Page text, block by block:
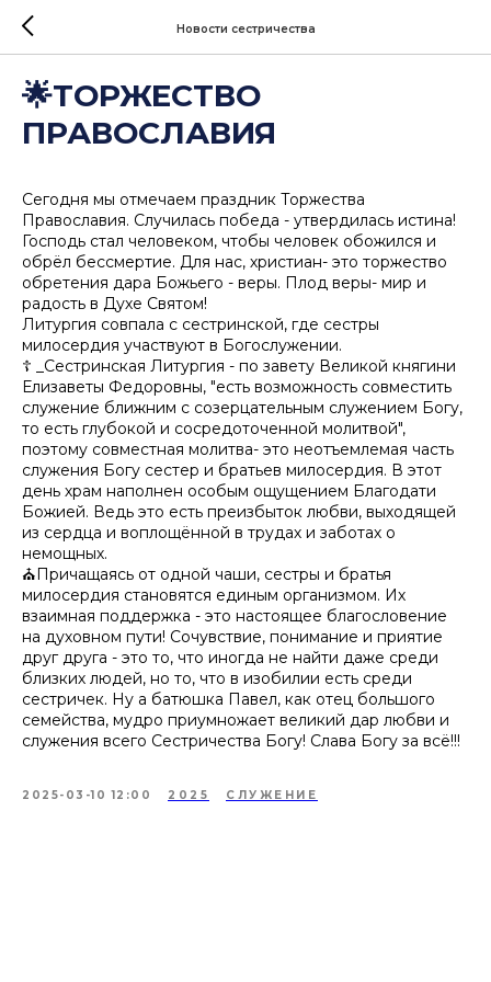
Новости сестричества
🌟ТОРЖЕСТВО
ПРАВОСЛАВИЯ
Сегодня мы отмечаем праздник Торжества
Православия. Случилась победа - утвердилась истина!
Господь стал человеком, чтобы человек обожился и
обрёл бессмертие. Для нас, христиан- это торжество
обретения дара Божьего - веры. Плод веры- мир и
радость в Духе Святом!
Литургия совпала с сестринской, где сестры
милосердия участвуют в Богослужении.
☦️ _Сестринская Литургия - по завету Великой княгини
Елизаветы Федоровны, "есть возможность совместить
служение ближним с созерцательным служением Богу,
то есть глубокой и сосредоточенной молитвой",
поэтому совместная молитва- это неотъемлемая часть
служения Богу сестер и братьев милосердия. В этот
день храм наполнен особым ощущением Благодати
Божией. Ведь это есть преизбыток любви, выходящей
из сердца и воплощённой в трудах и заботах о
немощных.
⛪Причащаясь от одной чаши, сестры и братья
милосердия становятся единым организмом. Их
взаимная поддержка - это настоящее благословение
на духовном пути! Сочувствие, понимание и приятие
друг друга - это то, что иногда не найти даже среди
близких людей, но то, что в изобилии есть среди
сестричек. Ну а батюшка Павел, как отец большого
семейства, мудро приумножает великий дар любви и
служения всего Сестричества Богу! Слава Богу за всё!!!
2025-03-10 12:00 2025 СЛУЖЕНИЕ